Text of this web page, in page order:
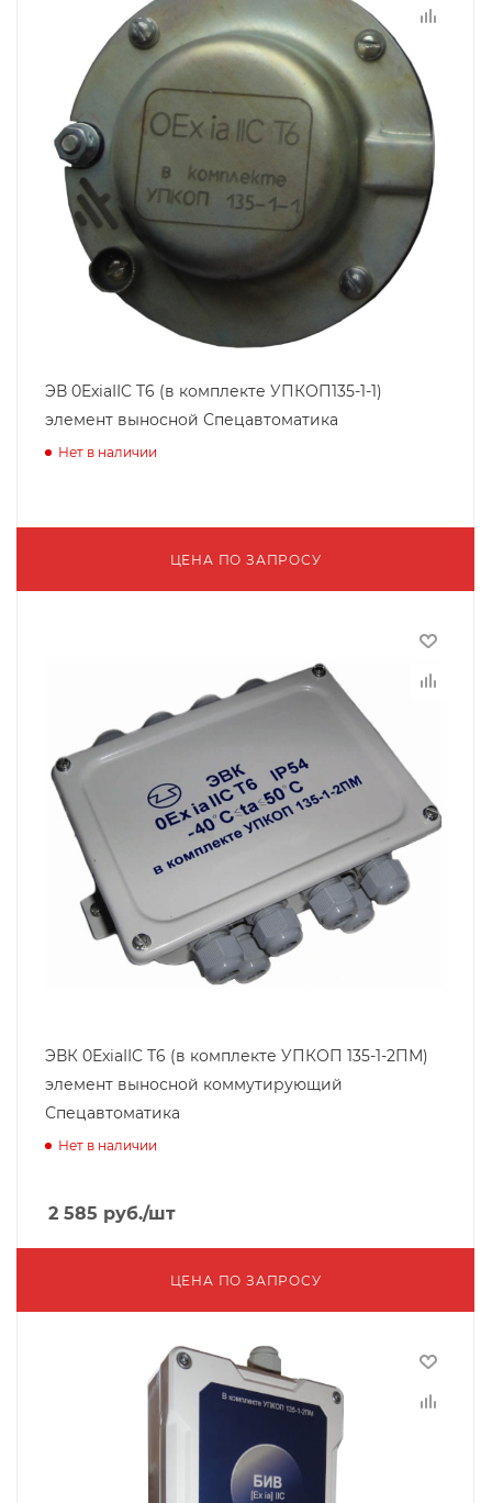
ЭВ 0ExiaIIC T6 (в комплекте УПКОП135-1-1)
элемент выносной Спецавтоматика
Нет в наличии
ЦЕНА ПО ЗАПРОСУ
ЭВК 0ExiaIIC T6 (в комплекте УПКОП 135-1-2ПМ)
элемент выносной коммутирующий
Спецавтоматика
Нет в наличии
2 585 руб./шт
ЦЕНА ПО ЗАПРОСУ